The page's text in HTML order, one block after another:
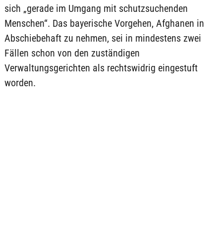
sich „gerade im Umgang mit schutzsuchenden
Menschen“. Das bayerische Vorgehen, Afghanen in
Abschiebehaft zu nehmen, sei in mindestens zwei
Fällen schon von den zuständigen
Verwaltungsgerichten als rechtswidrig eingestuft
worden.